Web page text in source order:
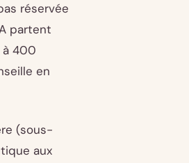
réservée
partent
à 400
en
(sous-
aux